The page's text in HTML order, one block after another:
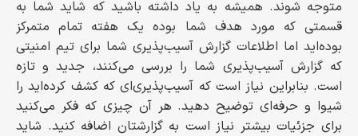
متوجه شوند. همیشه به یاد داشته باشید که شاید شما به
قسمتی که مورد هدف شما بوده یک هفته تمام متمرکز
بوده‌اید اما اطلاعات گزارش آسیب‌پذیری شما برای تیم امنیتی
که گزارش آسیب‌پذیری شما را بررسی می‌کنند، جدید و تازه
است. بنابراین نیاز است که آسیب‌پذیری‌ای که کشف کرده‌اید را
شیوا و حرفه‌ای توضیح دهید. هر آن چیزی که فکر می‌کنید
برای جزئیات بیشتر نیاز است به گزارشتان اضافه کنید. شاید